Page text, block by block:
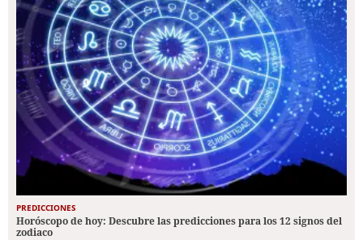
PREDICCIONES
Horóscopo de hoy: Descubre las predicciones para los 12 signos del
zodiaco